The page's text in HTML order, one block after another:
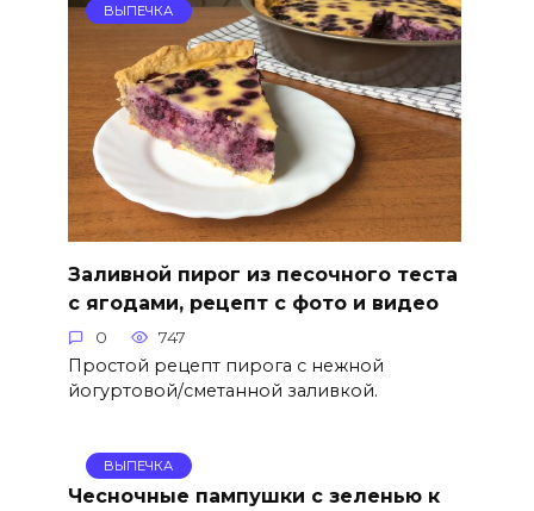
ВЫПЕЧКА
Заливной пирог из песочного теста
с ягодами, рецепт с фото и видео
0 747
Простой рецепт пирога с нежной
йогуртовой/сметанной заливкой.
ВЫПЕЧКА
Чесночные пампушки с зеленью к